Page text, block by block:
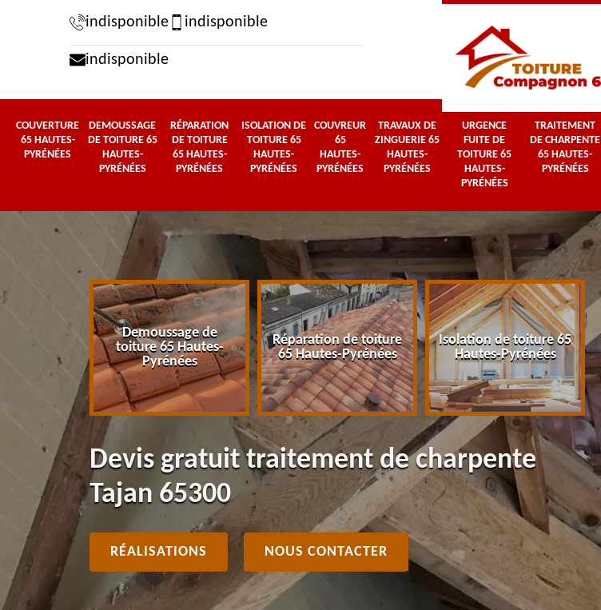
indisponible indisponible
indisponible
COUVERTURE
65 HAUTES-
PYRÉNÉES
DEMOUSSAGE
DE TOITURE 65
HAUTES-
PYRÉNÉES
RÉPARATION
DE TOITURE
65 HAUTES-
PYRÉNÉES
ISOLATION DE
TOITURE 65
HAUTES-
PYRÉNÉES
COUVREUR
65
HAUTES-
PYRÉNÉES
TRAVAUX DE
ZINGUERIE 65
HAUTES-
PYRÉNÉES
URGENCE
FUITE DE
TOITURE 65
HAUTES-
PYRÉNÉES
TRAITEMENT
DE CHARPENTE
65 HAUTES-
PYRÉNÉES
Hautes-
Demoussage de
toiture 65 Hautes-
Pyrénées
Réparation de toiture
65 Hautes-Pyrénées
Isolation de toiture 65
Hautes-Pyrénées
Devis gratuit traitement de charpente
Tajan 65300
RÉALISATIONS NOUS CONTACTER